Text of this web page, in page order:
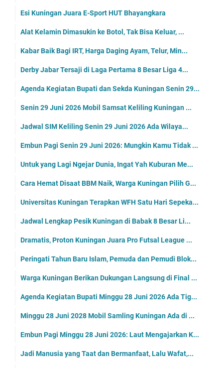
Esi Kuningan Juara E-Sport HUT Bhayangkara
Alat Kelamin Dimasukin ke Botol, Tak Bisa Keluar, ...
Kabar Baik Bagi IRT, Harga Daging Ayam, Telur, Min...
Derby Jabar Tersaji di Laga Pertama 8 Besar Liga 4...
Agenda Kegiatan Bupati dan Sekda Kuningan Senin 29...
Senin 29 Juni 2026 Mobil Samsat Keliling Kuningan ...
Jadwal SIM Keliling Senin 29 Juni 2026 Ada Wilaya...
Embun Pagi Senin 29 Juni 2026: Mungkin Kamu Tidak ...
Untuk yang Lagi Ngejar Dunia, Ingat Yah Kuburan Me...
Cara Hemat Disaat BBM Naik, Warga Kuningan Pilih G...
Universitas Kuningan Terapkan WFH Satu Hari Sepeka...
Jadwal Lengkap Pesik Kuningan di Babak 8 Besar Li...
Dramatis, Proton Kuningan Juara Pro Futsal League ...
Peringati Tahun Baru Islam, Pemuda dan Pemudi Blok...
Warga Kuningan Berikan Dukungan Langsung di Final ...
Agenda Kegiatan Bupati Minggu 28 Juni 2026 Ada Tig...
Minggu 28 Juni 2028 Mobil Samling Kuningan Ada di ...
Embun Pagi Minggu 28 Juni 2026: Laut Mengajarkan K...
Jadi Manusia yang Taat dan Bermanfaat, Lalu Wafat,...